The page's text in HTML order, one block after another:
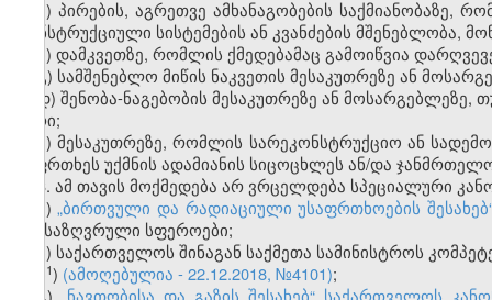
ა) პირების, აგრეთვე ამხანაგობების
კონსტრუქციული სისტემების ან კვანძების მშენებლობა,
ბ) დამკვეთზე, რომლის ქმედებამაც გამოიწვია
გ) სამშენებლო მიწის ნაკვეთის მესაკუთრეზე ან
დ) შენობა-ნაგებობის მესაკუთრეზე ან
პირი;
ე) მესაკუთრეზე, რომლის სარეკონსტრუქციო ან
საფრთხეს უქმნის ადამიანის სიცოცხლეს ან/და
3. ამ თავის მოქმედება არ ვრცელდება სპეციალური
ა)„ბირთვული და რადიაციული უსაფრთხოების
განსაზღვრული სფეროები;
ბ) საქართველოს შინაგან საქმეთა სამინისტროს
​1) (ამოღებულია - 22.12.2018, №4101);
გ) „ნავთობისა და გაზის შესახებ“ საქართველოს